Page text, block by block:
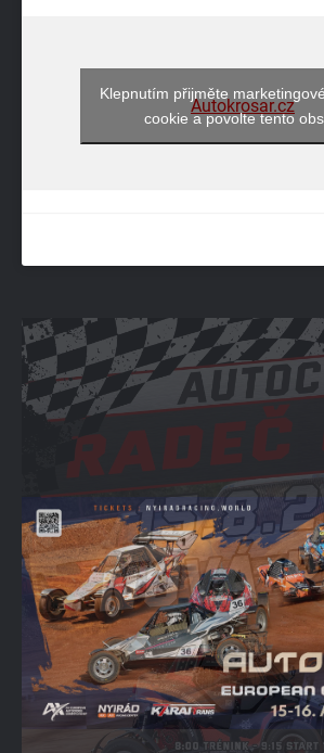
Autokrosar.cz
Klepnutím přijměte
cookie a povolte tento